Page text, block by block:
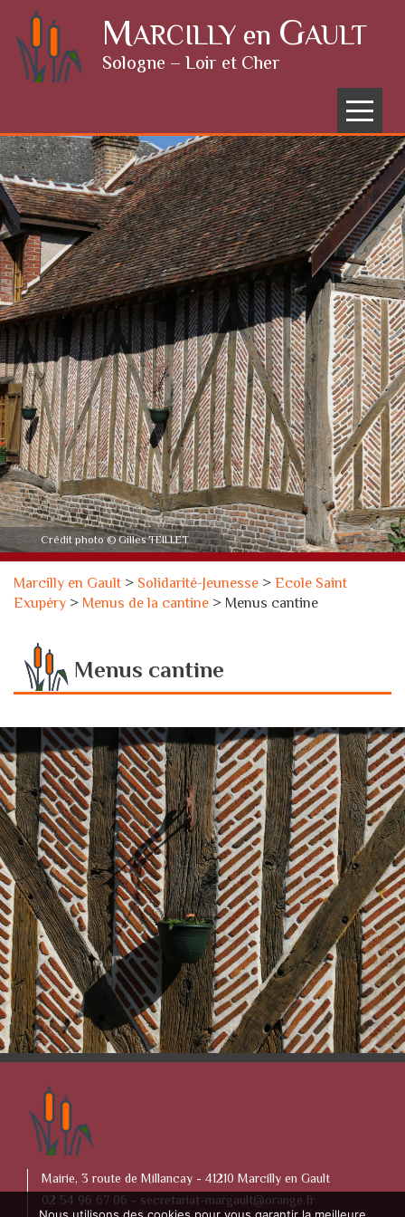
Skip to content MARCILLY en GAULT
Sologne – Loir et Cher
Menu
Crédit photo © Gilles TEILLET
Marcilly en Gault > Solidarité-Jeunesse >Ecole Saint
Exupéry > Menus de la cantine > Menus cantine
Menus cantine
Mairie, 3 route de Millancay - 41210 Marcilly en Gault
02 54 96 67 06 - secretariat-margault@orange.fr